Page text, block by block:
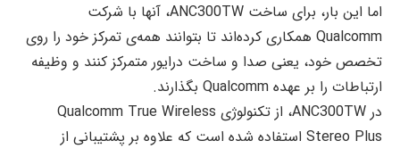
اما این بار، برای ساخت ANC300TW، آنها با شرکت
Qualcomm همکاری کرده‌اند تا بتوانند همه‌ی تمرکز خود را روی
تخصص خود، یعنی صدا و ساخت درایور متمرکز کنند و وظیفه
ارتباطات را بر عهده Qualcomm بگذارند.
در ANC300TW، از تکنولوژی Qualcomm True Wireless
Stereo Plus استفاده شده است که علاوه بر پشتیبانی از